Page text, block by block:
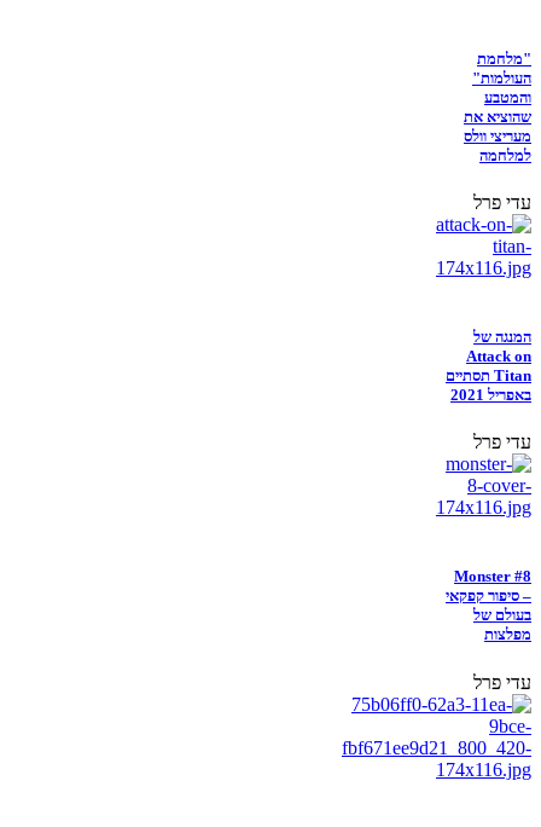
"מלחמת
העולמות"
והמטבע
שהוציא את
מעריצי וולס
למלחמה
עדי פרל
המנגה של
Attack on
Titan תסתיים
באפריל 2021
עדי פרל
Monster #8
– סיפור קפקאי
בעולם של
מפלצות
עדי פרל